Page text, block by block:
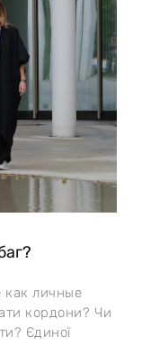
как личные
кордони? Чи
Єдиної